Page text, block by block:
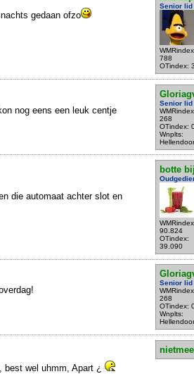
Senior lid
788
OTindex:
gedaan ofzo
Senior lid
268
OTindex:
Wnplts:
Hellendoor
nog eens een leuk centje
botte
90.824
OTindex:
39.090
die automaat achter slot en
Senior lid
268
OTindex:
Wnplts:
Hellendoor
best wel uhmm, Apart ¿